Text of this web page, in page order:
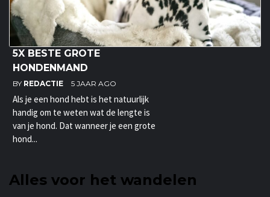
5X BESTE GROTE
HONDENMAND
BY REDACTIE 5 JAAR AGO
Als je een hond hebt is het natuurlijk
handig om te weten wat de lengte is
van je hond. Dat wanneer je een grote
hond...
Alles voor het wandelen